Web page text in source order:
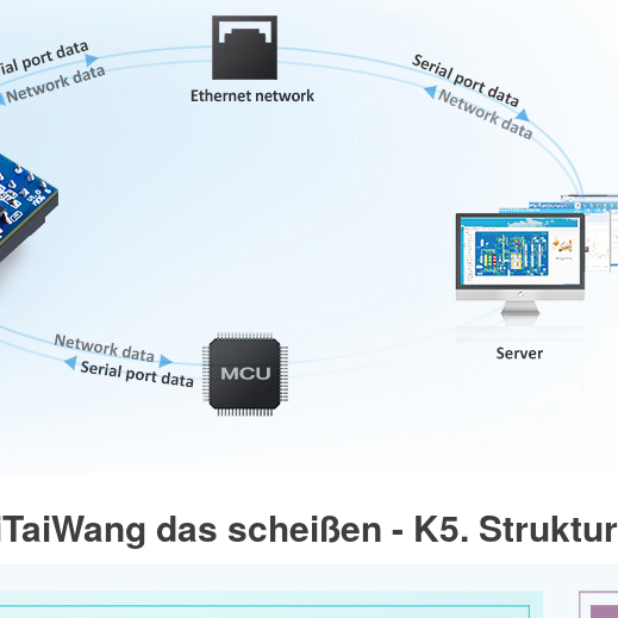
das scheißen - K5. Struktur